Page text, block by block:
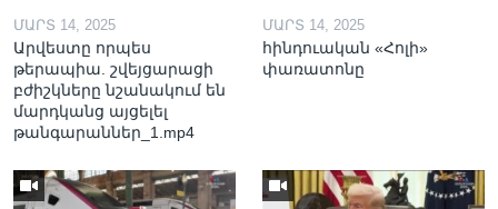
ՄԱՐՏ 14, 2025
Արվեստը որպես
թերապիա. շվեյցարացի
բժիշկները նշանակում են
մարդկանց այցելել
թանգարաններ_1.mp4
ՄԱՐՏ 14, 2025
հինդուական «Հոլի»
փառատոնը